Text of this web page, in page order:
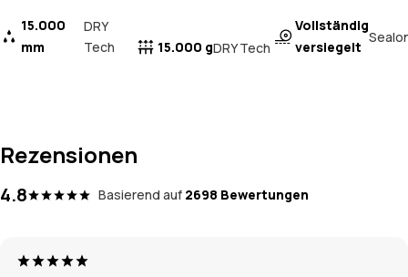
15.000
mm
DRY
Tech
15.000 gDRY Tech
Vollständig
versiegelt
Rezensionen
4.8 Basierend auf 2698 Bewertungen